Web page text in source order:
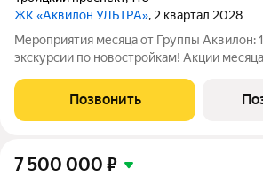
ЖК «Аквилон УЛЬТРА», 2 квартал 2028
Мероприятия месяца от Группы Аквилон:
экскурсии по новостройкам! Акции
Ставка 1%! Семейная ипотека. ПСК: 5,1-
Позвонить
7 500 000 ₽